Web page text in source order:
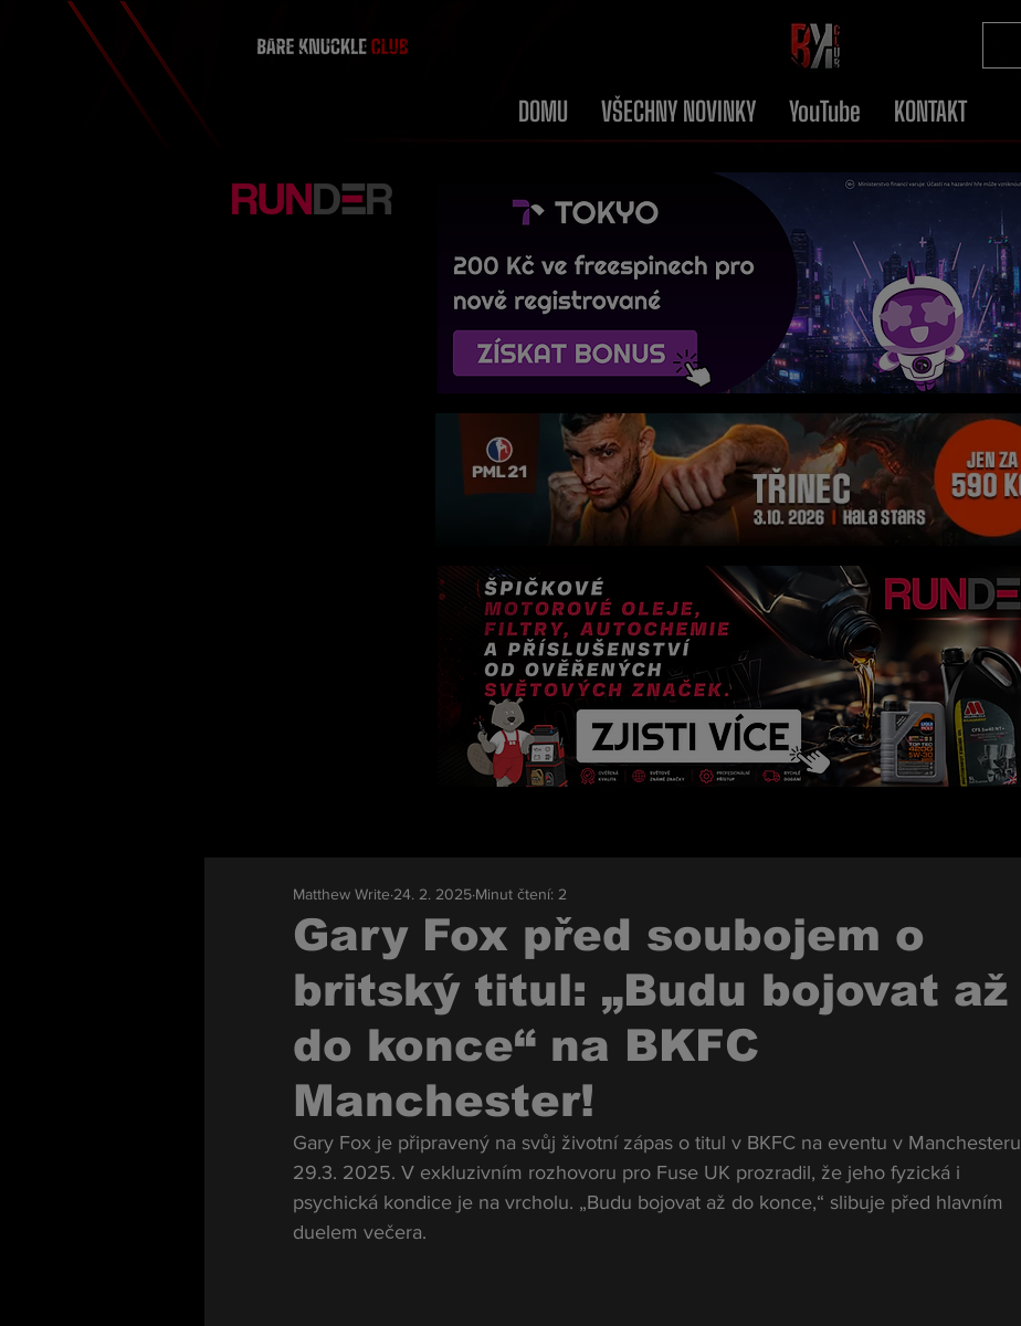
DOMU VŠECHNY NOVINKY YouTube KONTAKT
Gary Fox před soubojem o
britský titul: „Budu bojovat až
do konce“ na BKFC
Manchester!
Matthew Write 24. 2. 2025 Minut čtení: 2
Gary Fox je připravený na svůj životní zápas o titul v BKFC na eventu v Manchesteru
29.3. 2025. V exkluzivním rozhovoru pro Fuse UK prozradil, že jeho fyzická i
psychická kondice je na vrcholu. „Budu bojovat až do konce,“ slibuje před hlavním
duelem večera.